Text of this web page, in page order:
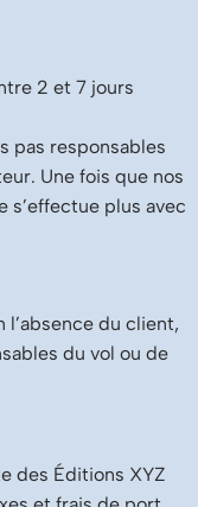
2 et 7 jours
pas responsables
Une fois que nos
s’effectue plus avec
l’absence du client,
du vol ou de
des Éditions XYZ